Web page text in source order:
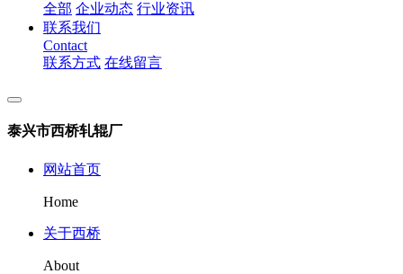
全部 企业动态 行业资讯
联系我们
Contact
联系方式 在线留言
泰兴市西桥轧辊厂
网站首页
Home
关于西桥
About